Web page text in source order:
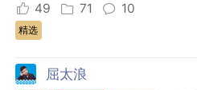
49 71 10
精选
屈太浪